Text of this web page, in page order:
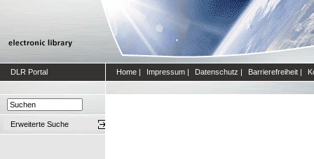
DLR Portal Home | Impressum | Datenschutz | Barrierefreiheit |
Erweiterte Suche